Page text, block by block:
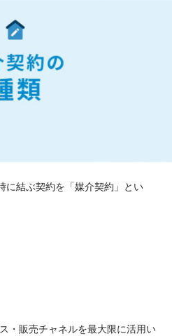
に結ぶ契約を「媒介契約」とい
・販売チャネルを最大限に活用い